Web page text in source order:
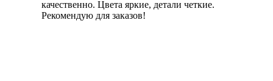
качественно. Цвета яркие, детали четкие.
Рекомендую для заказов!